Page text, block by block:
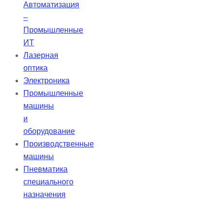
Автоматизация
–
Промышленные
ИТ
Лазерная
оптика
Электроника
Промышленные
машины
и
оборудование
Производственные
машины
Пневматика
специального
назначения